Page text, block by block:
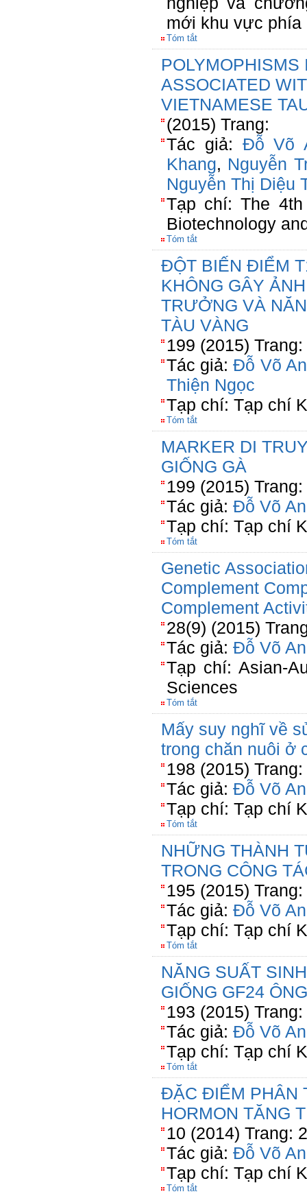
mới khu vực phía
Tóm tắt
POLYMOPHISMS
ASSOCIATED
VIETNAMESE
(2015) Trang:
Tác giả: Đỗ Võ
Khang, Nguyễn
Nguyễn Thị Diệu
Tạp chí: The 4th
Biotechnology
Tóm tắt
ĐỘT BIẾN ĐIỂM
KHÔNG GÂY
TRƯỞNG VÀ
TÀU VÀNG
199 (2015)
Tác giả:Đỗ Võ
Thiện Ngọc
Tạp chí: Tạp chí
Tóm tắt
MARKER DI
GIỐNG GÀ
199 (2015) Trang:
Tác giả: Đỗ Võ
Tạp chí: Tạp chí
Tóm tắt
Genetic
Complement
Complement
28(9) (2015)
Tác giả: Đỗ Võ
Tạp chí: Asian-
Sciences
Tóm tắt
Mấy suy nghĩ về
trong chăn nuôi ở
198 (2015)
Tác giả: Đỗ Võ
Tạp chí: Tạp chí
Tóm tắt
NHỮNG THÀNH
TRONG CÔNG
195 (2015)
Tác giả: Đỗ Võ
Tạp chí: Tạp chí
Tóm tắt
NĂNG SUẤT
GIỐNG GF24
193 (2015)
Tác giả: Đỗ Võ
Tạp chí: Tạp chí
Tóm tắt
ĐẶC ĐIỂM PHÂN
HORMON TĂNG
10 (2014) Trang:
Tác giả: Đỗ Võ
Tạp chí: Tạp chí
Tóm tắt